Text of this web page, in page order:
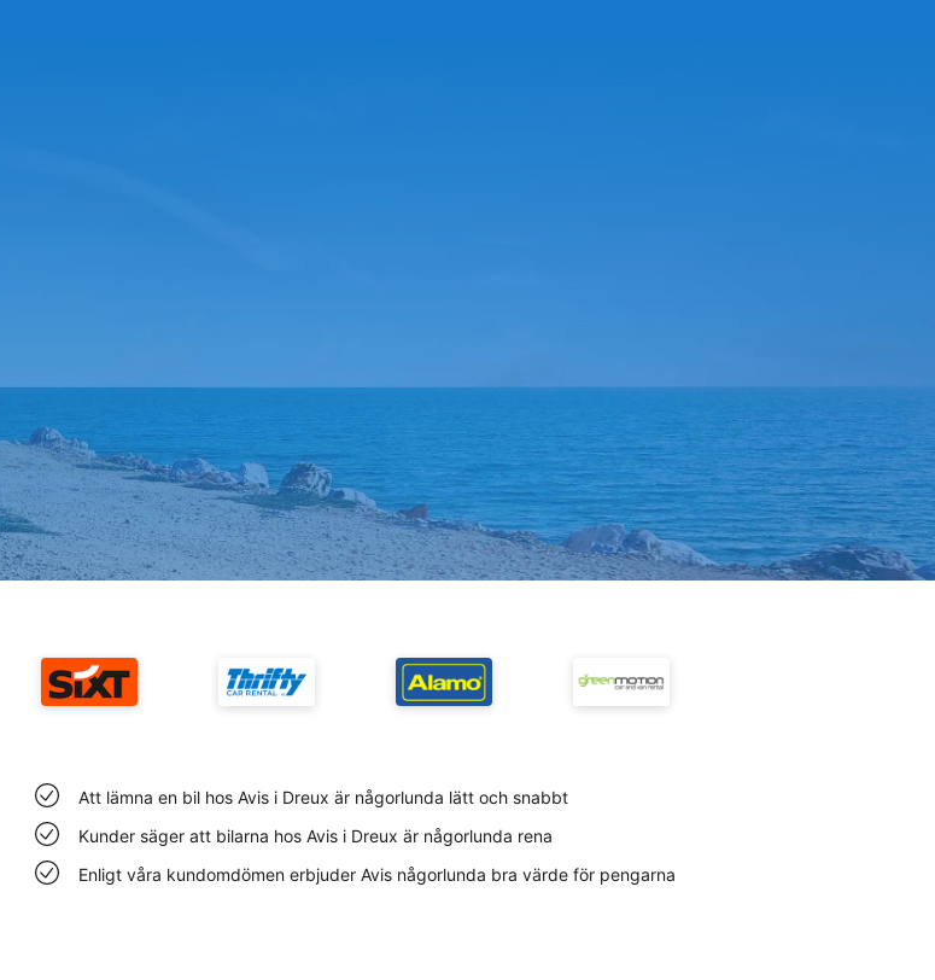
Att lämna en bil hos Avis i Dreux är någorlunda lätt och snabbt
Kunder säger att bilarna hos Avis i Dreux är någorlunda rena
Enligt våra kundomdömen erbjuder Avis någorlunda bra värde för pengarna